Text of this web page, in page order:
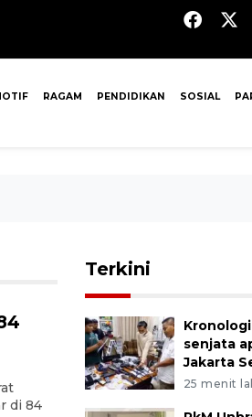
RAGAM PENDIDIKAN SOSIAL
di 84
Terkini
senjata
Jakarta
25 menit